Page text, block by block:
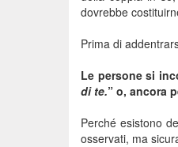
dovrebbe
Prima di
Le persone si
di te.” o, ancora
Perché esistono
osservati, ma